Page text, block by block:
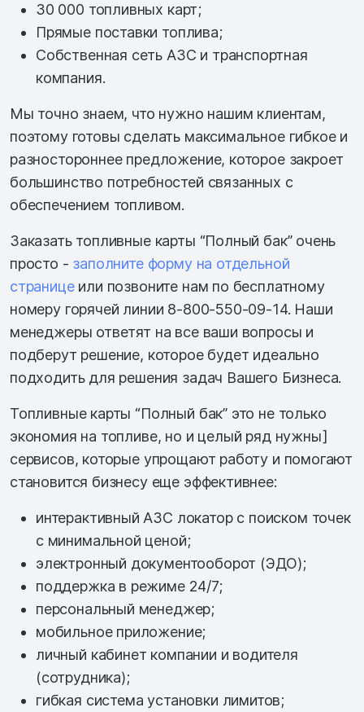
30 000 топливных карт;
Прямые поставки топлива;
Собственная сеть АЗС и транспортная
компания.
Мы точно знаем, что нужно нашим клиентам,
поэтому готовы сделать максимальное гибкое и
разностороннее предложение, которое закроет
большинство потребностей связанных с
обеспечением топливом.
Заказать топливные карты “Полный бак” очень
просто - заполните форму на отдельной
страницеили позвоните нам по бесплатному
номеру горячей линии 8-800-550-09-14. Наши
менеджеры ответят на все ваши вопросы и
подберут решение, которое будет идеально
подходить для решения задач Вашего Бизнеса.
Топливные карты “Полный бак” это не только
экономия на топливе, но и целый ряд нужны]
сервисов, которые упрощают работу и помогают
становится бизнесу еще эффективнее:
интерактивный АЗС локатор с поиском точек
с минимальной ценой;
электронный документооборот (ЭДО);
поддержка в режиме 24/7;
персональный менеджер;
мобильное приложение;
личный кабинет компании и водителя
(сотрудника);
гибкая система установки лимитов;